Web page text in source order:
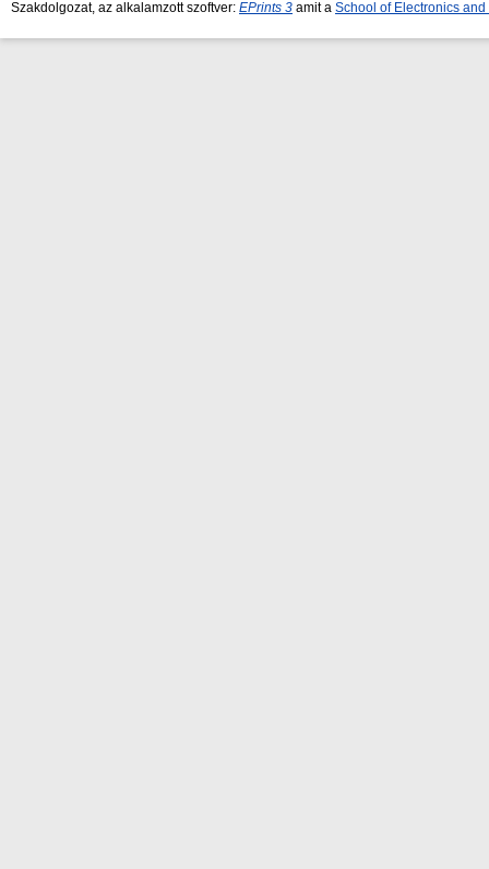
Szakdolgozat, az alkalamzott szoftver: EPrints 3 amit a School of Electronics